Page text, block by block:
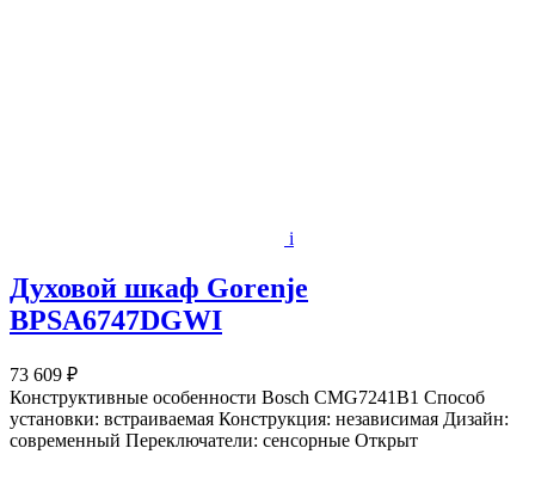
i
Духовой шкаф Gorenje
BPSA6747DGWI
73 609 ₽
Конструктивные особенности Bosch CMG7241B1 Способ
установки: встраиваемая Конструкция: независимая Дизайн:
современный Переключатели: сенсорные Открыт